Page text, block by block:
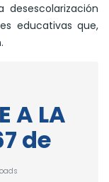
desescolarización
educativas que,
A LA
de